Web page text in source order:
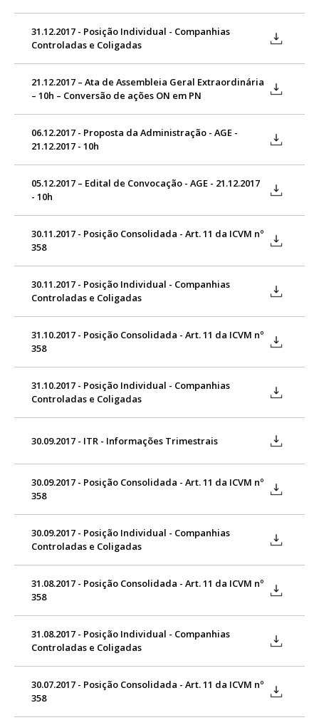
31.12.2017 - Posição Individual - Companhias
Controladas e Coligadas
21.12.2017 – Ata de Assembleia Geral Extraordinária
– 10h – Conversão de ações ON em PN
06.12.2017 - Proposta da Administração - AGE -
21.12.2017 - 10h
05.12.2017 – Edital de Convocação - AGE - 21.12.2017
- 10h
30.11.2017 - Posição Consolidada - Art. 11 da ICVM nº
358
30.11.2017 - Posição Individual - Companhias
Controladas e Coligadas
31.10.2017 - Posição Consolidada - Art. 11 da ICVM nº
358
31.10.2017 - Posição Individual - Companhias
Controladas e Coligadas
30.09.2017 - ITR - Informações Trimestrais
30.09.2017 - Posição Consolidada - Art. 11 da ICVM nº
358
30.09.2017 - Posição Individual - Companhias
Controladas e Coligadas
31.08.2017 - Posição Consolidada - Art. 11 da ICVM nº
358
31.08.2017 - Posição Individual - Companhias
Controladas e Coligadas
30.07.2017 - Posição Consolidada - Art. 11 da ICVM nº
358